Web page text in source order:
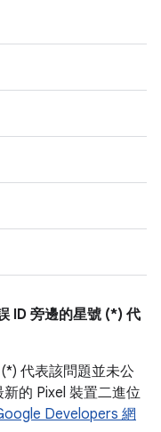
ID 旁邊的星號 (*) 代
代表該問題並未公
的 Pixel 裝置二進位
Developers 網